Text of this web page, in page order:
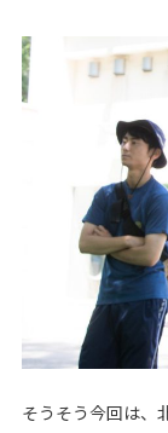
そうそう今回は、